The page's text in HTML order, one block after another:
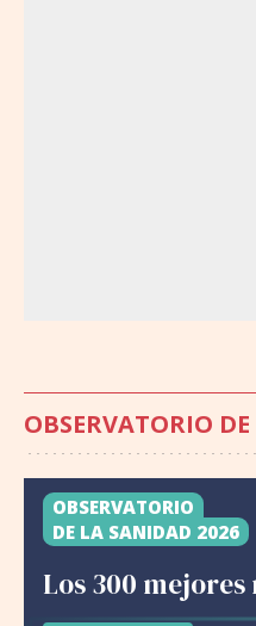
OBSERVATORIO
OBSERVATORIO
DE LA SANIDAD 2026
Los 300 mejores